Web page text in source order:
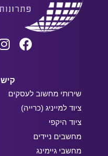
שירותי מחשוב לעסקים
ציוד למייניג (כרייה)
ציוד היקפי
מחשבים ניידים
מחשבי גיימינג